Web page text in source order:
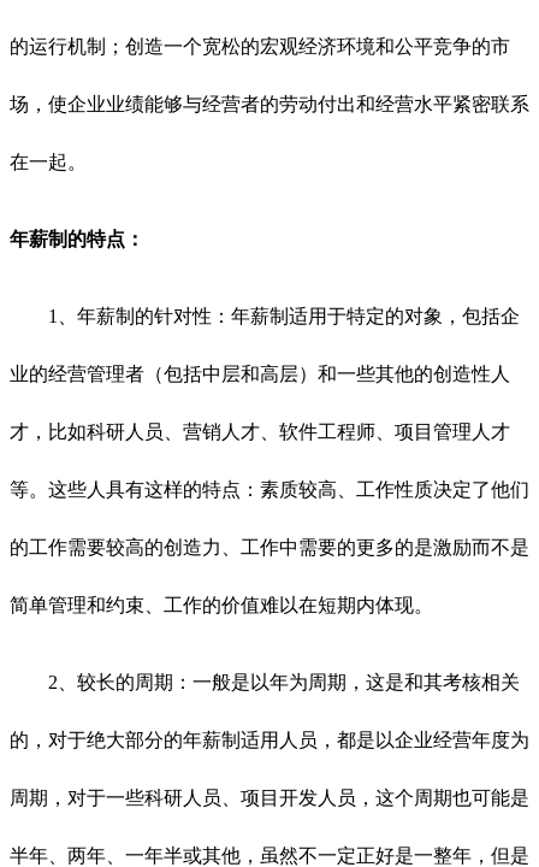
的运行机制；创造一个宽松的宏观经济环境和公平竞争的市
场，使企业业绩能够与经营者的劳动付出和经营水平紧密联系
在一起。
年薪制的特点：
1、年薪制的针对性：年薪制适用于特定的对象，包括企
业的经营管理者（包括中层和高层）和一些其他的创造性人
才，比如科研人员、营销人才、软件工程师、项目管理人才
等。这些人具有这样的特点：素质较高、工作性质决定了他们
的工作需要较高的创造力、工作中需要的更多的是激励而不是
简单管理和约束、工作的价值难以在短期内体现。
2、较长的周期：一般是以年为周期，这是和其考核相关
的，对于绝大部分的年薪制适用人员，都是以企业经营年度为
周期，对于一些科研人员、项目开发人员，这个周期也可能是
半年、两年、一年半或其他，虽然不一定正好是一整年，但是